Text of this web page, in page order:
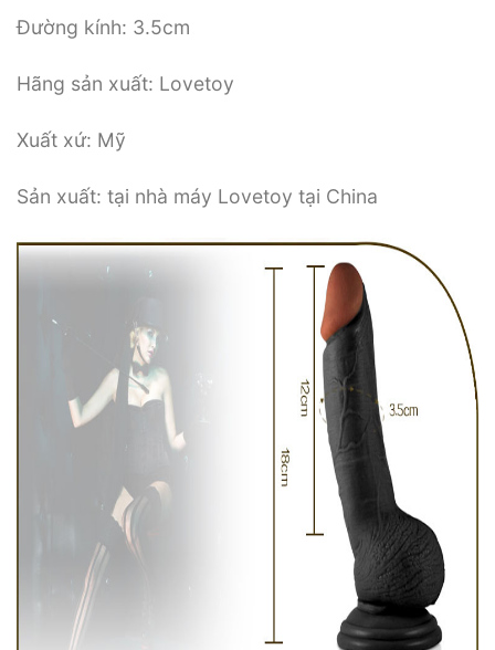
Đường kính: 3.5cm
Hãng sản xuất: Lovetoy
Xuất xứ: Mỹ
Sản xuất: tại nhà máy Lovetoy tại China